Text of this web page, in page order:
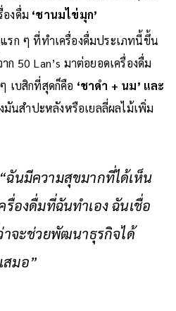
องดื่ม ‘ชานมไข่มุก’
รก ๆ ที่ทำเครื่องดื่มประเภทนี้ขึ้น
ก 50 Lan’s มาต่อยอดเครื่องดื่ม
เบสิกที่สุดก็คือ ‘ชาดำ + นม’ และ
นสำปะหลังหรือเยลลี่ผลไม้เพิ่ม
“ฉันมีความสุขมากที่ได้เห็น
องดื่มที่ฉันทำเอง ฉันเชื่อ
าจะช่วยพัฒนาธุรกิจได้
เสมอ”